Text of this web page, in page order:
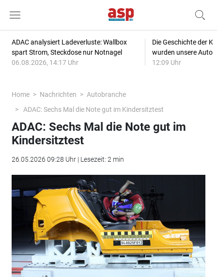
ADAC analysiert Ladeverluste: Wallbox
spart Strom, Steckdose nur Notnagel
06.08.2026, 14:17 Uhr
Die Geschichte der
wurden unsere
12:09 Uhr
Home Nachrichten
Autobranche
ADAC: Sechs Mal die Note gut im Kindersitztest
ADAC: Sechs Mal die Note gut im
Kindersitztest
26.05.2026 09:28 Uhr | Lesezeit: 2 min